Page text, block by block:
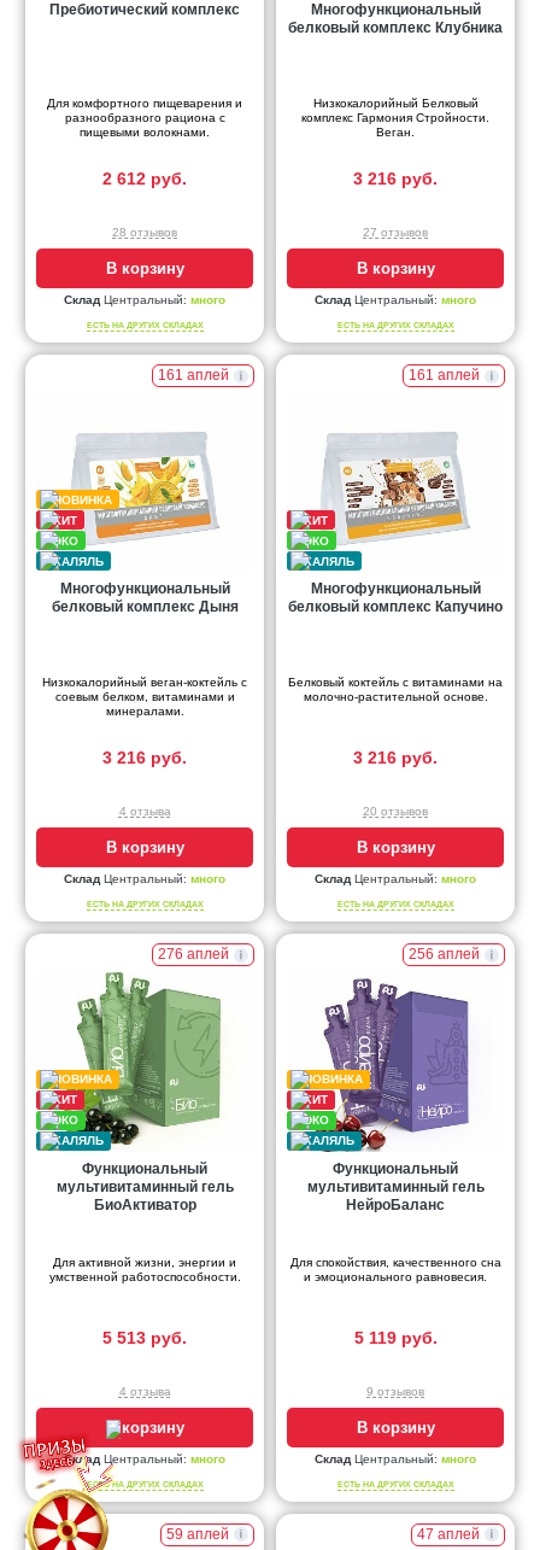
Пребиотический комплекс
Для комфортного пищеварения и
разнообразного рациона с
пищевыми волокнами.
2 612 руб.
28 отзывов
В корзину
Склад Центральный: много
ЕСТЬ НА ДРУГИХ СКЛАДАХ
Многофункциональный
белковый комплекс Клубника
Низкокалорийный Белковый
комплекс Гармония Стройности.
Веган.
3 216 руб.
27 отзывов
В корзину
Склад Центральный: много
ЕСТЬ НА ДРУГИХ СКЛАДАХ
161 аплей
Многофункциональный
белковый комплекс Дыня
Низкокалорийный веган-коктейль с
соевым белком, витаминами и
минералами.
3 216 руб.
4 отзыва
В корзину
СкладЦентральный: много
ЕСТЬ НА ДРУГИХ СКЛАДАХ
161 аплей
Многофункциональный
белковый комплекс Капучино
Белковый коктейль с витаминами на
молочно-растительной основе.
3 216 руб.
20 отзывов
В корзину
СкладЦентральный: много
ЕСТЬ НА ДРУГИХ СКЛАДАХ
276 аплей
Функциональный
мультивитаминный гель
БиоАктиватор
Для активной жизни, энергии и
умственной работоспособности.
5 513 руб.
4 отзыва
В корзину
Склад Центральный: много
ЕСТЬ НА ДРУГИХ СКЛАДАХ
256 аплей
Функциональный
мультивитаминный гель
НейроБаланс
Для спокойствия, качественного сна
и эмоционального равновесия.
5 119 руб.
9 отзывов
В корзину
Склад Центральный: много
ЕСТЬ НА ДРУГИХ СКЛАДАХ
59 аплей 47 аплей